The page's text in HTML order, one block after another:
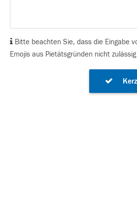
Bitte beachten Sie, dass die Eingabe
Emojis aus Pietätsgründen nicht